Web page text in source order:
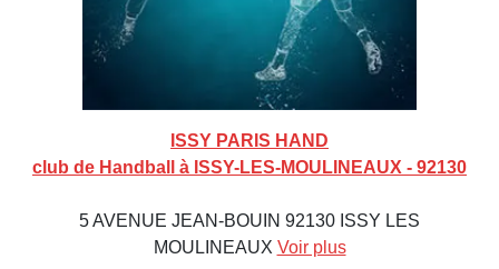
ISSY PARIS HAND
club de Handball à ISSY-LES-MOULINEAUX - 92130
5 AVENUE JEAN-BOUIN 92130 ISSY LES
MOULINEAUX Voir plus